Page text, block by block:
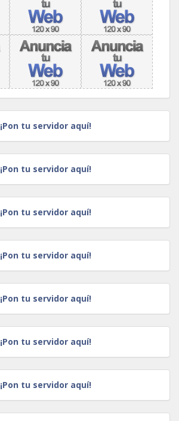
¡Pon tu servidor aquí!
¡Pon tu servidor aquí!
¡Pon tu servidor aquí!
¡Pon tu servidor aquí!
¡Pon tu servidor aquí!
¡Pon tu servidor aquí!
¡Pon tu servidor aquí!